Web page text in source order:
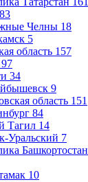
83
Челны 18
5
область 157
97
34
9
область 151
84
Тагил 14
Уральский 7
Башкортостан
10